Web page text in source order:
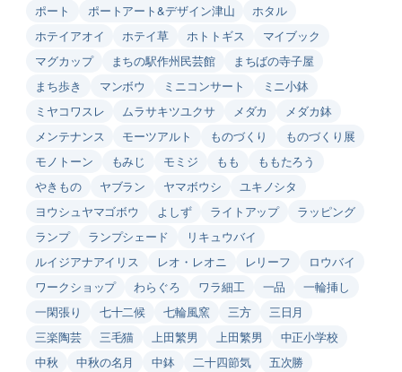
ポート
ポートアート&デザイン津山
ホタル
ホテイアオイ
ホテイ草 ホトトギス
マイブック
マグカップ
まちの駅作州民芸館
まちばの寺子屋
まち歩き
マンボウ ミニコンサート
ミニ小鉢
ミヤコワスレ
ムラサキツユクサ メダカ
メダカ鉢
メンテナンス
モーツアルト ものづくり
ものづくり展
モノトーン
もみじ モミジ もも
ももたろう
やきもの
ヤブラン ヤマボウシ
ユキノシタ
ヨウシュヤマゴボウ
よしず ライトアップ
ラッピング
ランプ
ランプシェード
リキュウバイ
ルイジアナアイリス
レオ・レオニ レリーフ
ロウバイ
ワークショップ
わらぐろ ワラ細工 一品
一輪挿し
一閑張り
七十二候 七輪風窯 三方
三日月
三楽陶芸
三毛猫 上田繁男 上田繁男
中正小学校
中秋
中秋の名月 中鉢 二十四節気
五次勝